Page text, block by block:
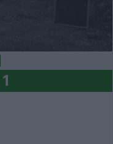
1